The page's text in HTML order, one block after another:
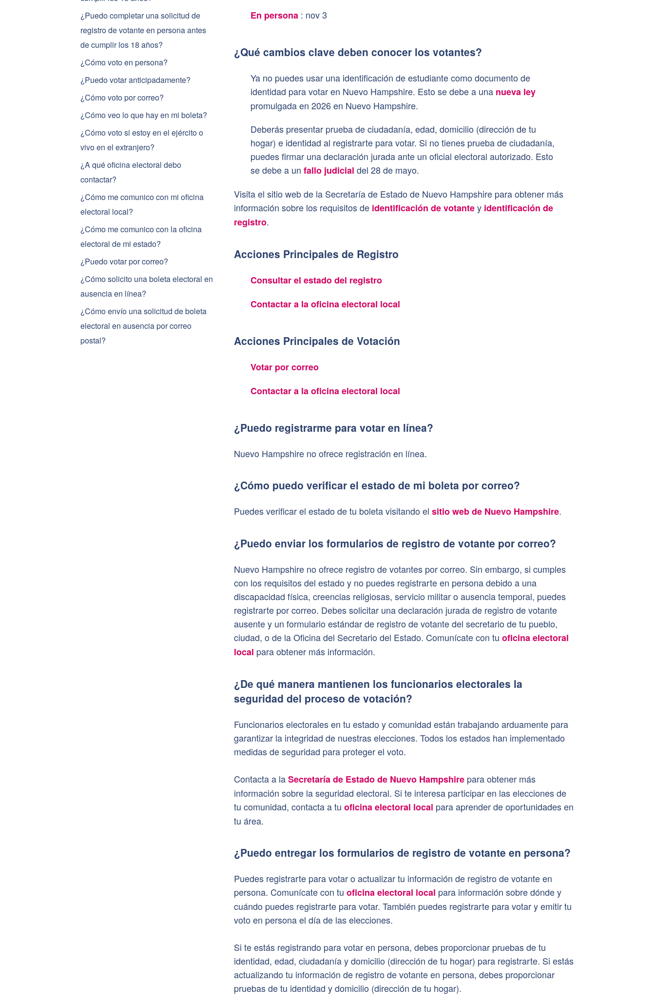
¿Puedo completar una solicitud de
registro de votante en persona antes
de cumplir los 18 años?
¿Cómo voto en persona?
¿Puedo votar anticipadamente?
¿Cómo voto por correo?
¿Cómo veo lo que hay en mi boleta?
¿Cómo voto si estoy en el ejército o
vivo en el extranjero?
¿A qué oficina electoral debo
contactar?
¿Cómo me comunico con mi oficina
electoral local?
¿Cómo me comunico con la oficina
electoral de mi estado?
¿Puedo votar por correo?
¿Cómo solicito una boleta electoral en
ausencia en línea?
¿Cómo envío una solicitud de boleta
electoral en ausencia por correo
postal?
En persona : nov 3
¿Qué cambios clave deben conocer los votantes?
Ya no puedes usar una identificación de estudiante como documento de
identidad para votar en Nuevo Hampshire. Esto se debe a una nueva ley
promulgada en 2026 en Nuevo Hampshire.
Deberás presentar prueba de ciudadanía, edad, domicilio (dirección de tu
hogar) e identidad al registrarte para votar. Si no tienes prueba de ciudadanía,
puedes firmar una declaración jurada ante un oficial electoral autorizado. Esto
se debe a un fallo judicial del 28 de mayo.
Visita el sitio web de la Secretaría de Estado de Nuevo Hampshire para obtener más
información sobre los requisitos de identificación de votantey identificación de
registro.
Acciones Principales de Registro
Consultar el estado del registro
Contactar a la oficina electoral local
Acciones Principales de Votación
Votar por correo
Contactar a la oficina electoral local
¿Puedo registrarme para votar en línea?
Nuevo Hampshire no ofrece registración en línea.
¿Cómo puedo verificar el estado de mi boleta por correo?
Puedes verificar el estado de tu boleta visitando el sitio web de Nuevo Hampshire.
¿Puedo enviar los formularios de registro de votante por correo?
Nuevo Hampshire no ofrece registro de votantes por correo. Sin embargo, si cumples
con los requisitos del estado y no puedes registrarte en persona debido a una
discapacidad física, creencias religiosas, servicio militar o ausencia temporal, puedes
registrarte por correo. Debes solicitar una declaración jurada de registro de votante
ausente y un formulario estándar de registro de votante del secretario de tu pueblo,
ciudad, o de la Oficina del Secretario del Estado. Comunícate con tu oficina electoral
local para obtener más información.
¿De qué manera mantienen los funcionarios electorales la
seguridad del proceso de votación?
Funcionarios electorales en tu estado y comunidad están trabajando arduamente para
garantizar la integridad de nuestras elecciones. Todos los estados han implementado
medidas de seguridad para proteger el voto.
Contacta a laSecretaría de Estado de Nuevo Hampshire para obtener más
información sobre la seguridad electoral. Si te interesa participar en las elecciones de
tu comunidad, contacta a tu oficina electoral local para aprender de oportunidades en
tu área.
¿Puedo entregar los formularios de registro de votante en persona?
Puedes registrarte para votar o actualizar tu información de registro de votante en
persona. Comunícate con tu oficina electoral local para información sobre dónde y
cuándo puedes registrarte para votar. También puedes registrarte para votar y emitir tu
voto en persona el día de las elecciones.
Si te estás registrando para votar en persona, debes proporcionar pruebas de tu
identidad, edad, ciudadanía y domicilio (dirección de tu hogar) para registrarte. Si estás
actualizando tu información de registro de votante en persona, debes proporcionar
pruebas de tu identidad y domicilio (dirección de tu hogar).